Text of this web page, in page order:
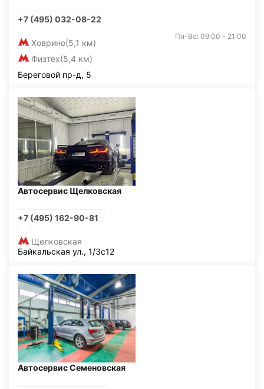
+7 (495) 032-08-22
Ховрино(5,1 км)
Физтех(5,4 км)
Пн-Вс: 09:00 - 21:00
Береговой пр-д, 5
Автосервис Щелковская
+7 (495) 162-90-81
Щелковская
Байкальская ул., 1/3с12
Автосервис Семеновская